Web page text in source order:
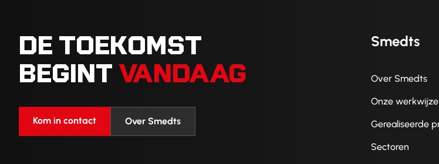
DE TOEKOMST
BEGINT VANDAAG
Kom in contact Over Smedts
Smedts
Over Smedts
Onze werkwijze
Gerealiseerde
Sectoren